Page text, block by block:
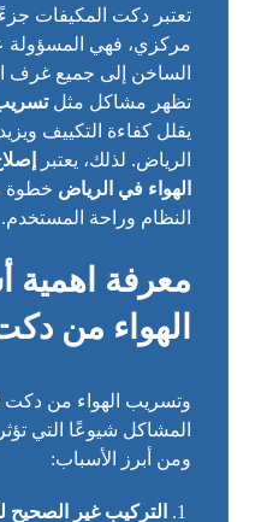
تعتبر دكت المكيفات
مركزي، فهي المسؤولة
الساخن إلى جميع غرف
تظهر مشاكل مثل
يقلل كفاءة التكييف
الرياض. لذلك، يعتبر
الهواء في الرياض خطوة
النظام وراحة المستخدم.
معرفة
الهواء من
وتسريب الهواء من دكت
المشاكل شيوعًا التي
ومن أبرز الأسباب:
التركيب غير الصحيح